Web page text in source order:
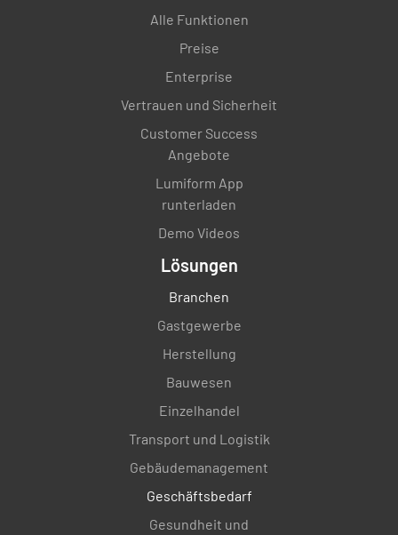
Alle Funktionen
Preise
Enterprise
Vertrauen und Sicherheit
Customer Success
Angebote
Lumiform App
runterladen
Demo Videos
Lösungen
Branchen
Gastgewerbe
Herstellung
Bauwesen
Einzelhandel
Transport und Logistik
Gebäudemanagement
Geschäftsbedarf
Gesundheit und